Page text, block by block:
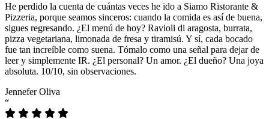
He perdido la cuenta de cuántas veces he ido a Siamo Ristorante &
Pizzeria, porque seamos sinceros: cuando la comida es así de buena,
sigues regresando. ¿El menú de hoy? Ravioli di aragosta, burrata,
pizza vegetariana, limonada de fresa y tiramisú. Y sí, cada bocado
fue tan increíble como suena. Tómalo como una señal para dejar de
leer y simplemente IR. ¿El personal? Un amor. ¿El dueño? Una joya
absoluta. 10/10, sin observaciones.
Jennefer Oliva
“